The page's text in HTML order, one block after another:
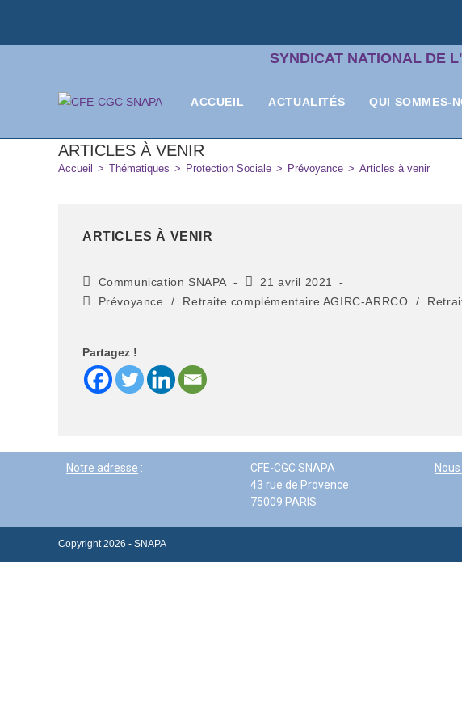
SYNDICAT NATIONAL DE
ACCUEIL ACTUALITÉS QUI SOMMES-
ARTICLES À VENIR
Accueil > Thématiques > Protection Sociale > Prévoyance > Articles à venir
ARTICLES À VENIR
Communication SNAPA
21 avril 2021
Prévoyance
/ Retraite complémentaire AGIRC-ARRCO /
Partagez !
Notre adresse :
CFE-CGC SNAPA
43 rue de Provence
75009 PARIS
Copyright 2026 - SNAPA